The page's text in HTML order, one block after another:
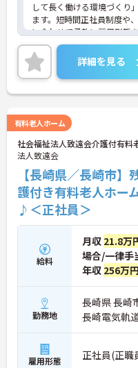
して長く働ける環境づくり
ます。短時間正社員制度や
に合わせて柔軟に雇用形態
イル選択制度など、無理な
が整っています。
◆資格取得にかかる費用を
支援制度や、独自の「育児
ス）」、マイホーム購入時
す。WEB社内報を通じて全
とができ、風通しの良い温
す。
◆介護福祉士には月15,000
与年2回や月5,600円の食事
しっかり収入に反映される
各種時短制度も充実してお
の両立も万全です。
詳細を見る
有料老人ホーム
社会福祉法人致遠会介護付有料
法人致遠会
【長崎県／長崎市
護付き有料老人ホー
♪＜正社員＞
給料
月収 21.8万
場合/一律手
年収 256万
勤務地
長崎県 長崎
長崎電気軌
雇用形態 正社員(正職